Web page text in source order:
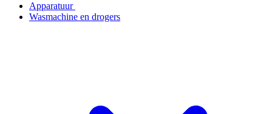
Apparatuur
Wasmachine en drogers